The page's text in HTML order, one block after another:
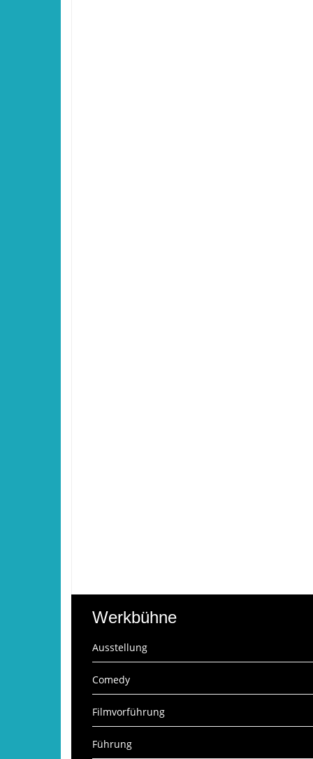
Werkbühne
Ausstellung
Comedy
Filmvorführung
Führung